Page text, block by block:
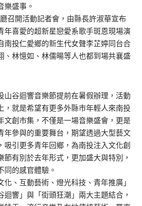
樂盛事。
召開活動記者會，由縣長許淑華宣布
年喜愛的超新星戀愛系歌手斑恩現場演
南投仁愛鄉的新生代女聲李芷婷同台合
、林憶如、林儒暘等人也都到場共襄盛
山谷迴響音樂節提前在暑假辦理，活動
，就是希望有更多外縣市年輕人來南投
文創市集，不僅是一場音樂盛會，更是
年參與的重要舞台，期望透過大型藝文
吸引更多青年回鄉，為南投注入文化創
節有別於去年形式，更加盛大與特別，
同的感官體驗。
、互動藝術、燈光科技、青年推廣」
迴響」與「街頭狂潮」兩大主題結合，